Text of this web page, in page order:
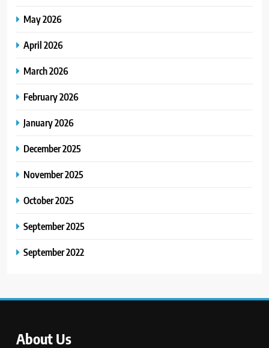
May 2026
April 2026
March 2026
February 2026
January 2026
December 2025
November 2025
October 2025
September 2025
September 2022
About Us